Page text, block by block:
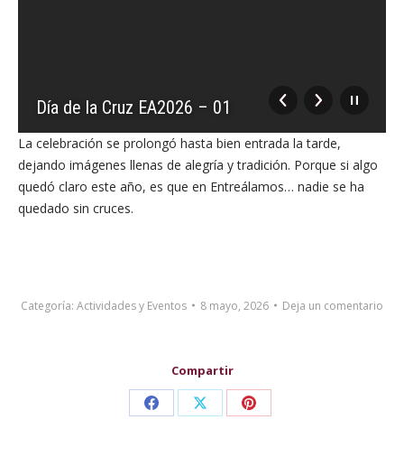
Día de la Cruz EA2026 – 01
La celebración se prolongó hasta bien entrada la tarde,
dejando imágenes llenas de alegría y tradición. Porque si algo
quedó claro este año, es que en Entreálamos… nadie se ha
quedado sin cruces.
Categoría: Actividades y Eventos 8 mayo, 2026 Deja un comentario
Compartir
Share Share Share